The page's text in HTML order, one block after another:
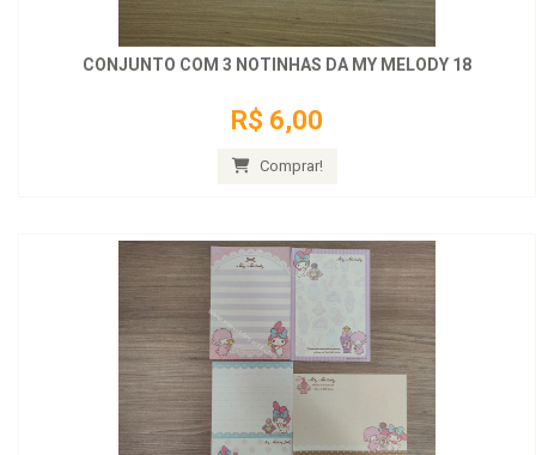
CONJUNTO COM 3 NOTINHAS DA MY MELODY 18
R$ 6,00
Comprar!